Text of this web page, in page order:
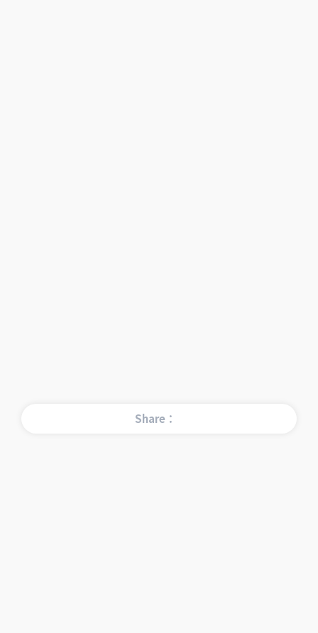
Share：